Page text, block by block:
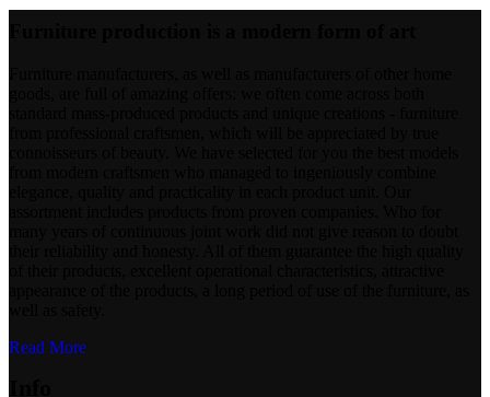
Read More